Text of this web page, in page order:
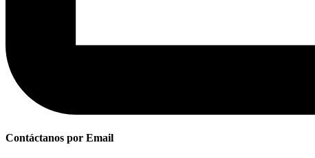
Contáctanos por Email